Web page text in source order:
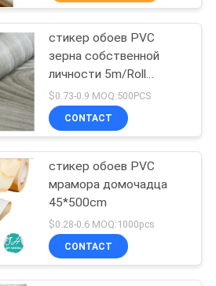
сумки
28
сумки
стикер обоев PVC
зерна собственной
личности 5m/Roll
слипчивый деревянный
$0.73-0.9 MOQ:500PCS
CONTACT
стикер обоев PVC
мрамора домочадца
45*500cm
$0.28-0.6 MOQ:1000pcs
CONTACT